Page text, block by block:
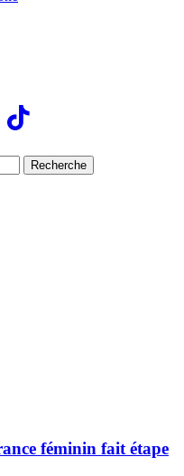
Recherche
féminin fait étape